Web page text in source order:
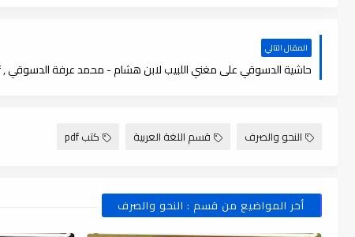
المقال التالي
حاشية الدسوقي على مغني اللبيب لابن هشام - محمد عرفة الدسوقي , pdf
النحو والصرف قسم اللغة العربية كتب pdf
أخر المواضيع من قسم : النحو والصرف